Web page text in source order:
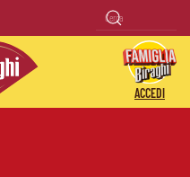
ACCEDI